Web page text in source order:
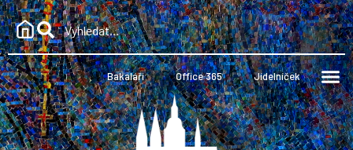
Bakaláři Office 365 Jídelníček